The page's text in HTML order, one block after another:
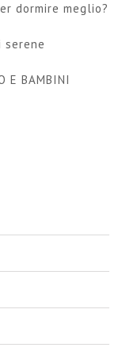
dormire meglio?
E BAMBINI